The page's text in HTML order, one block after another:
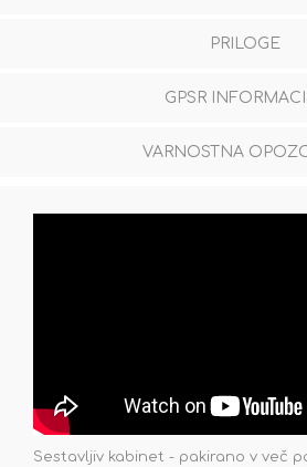
PRILOGE
GPSR
VARNOSTNA
Sestavljiv kabinet - pakirano v več